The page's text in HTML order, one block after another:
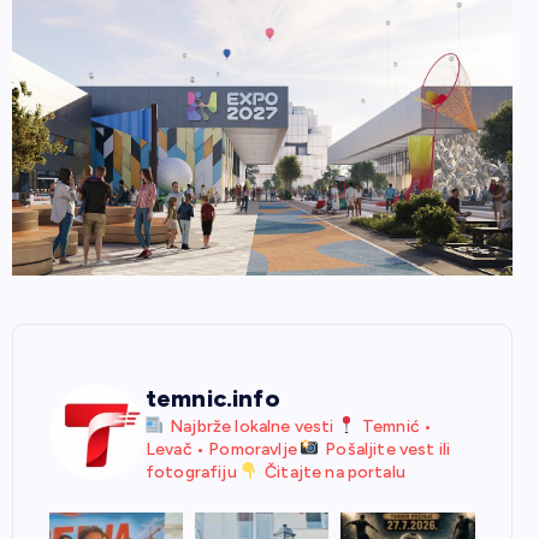
temnic.info
Najbrže lokalne vesti
Temnić •
Levač • Pomoravlje
Pošaljite vest ili
fotografiju
Čitajte na portalu